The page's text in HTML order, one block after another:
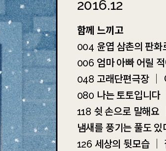
2016.12
함께 느끼고
004 윤엽 삼촌의 판화
006 엄마 아빠 어릴
048 고래단편극장 ｜
080 나는 토토입니다
118 쉿 손으로 말해요
냄새를 풍기는 풀도
126 세상의 뒷모습 ｜